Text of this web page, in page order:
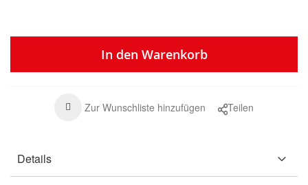
In den Warenkorb
Zur Wunschliste hinzufügen Teilen
Details